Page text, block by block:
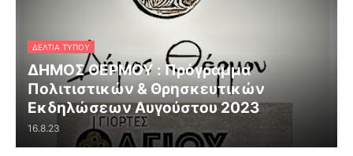
ΔΕΛΤΊΑ ΤΎΠΟΥ
ΔΗΜΟΣ ΘΕΡΜΟΥ : Πρόγραμμα
Πολιτιστικών & Θρησκευτικών
Εκδηλώσεων Αυγούστου 2023
16.8.23